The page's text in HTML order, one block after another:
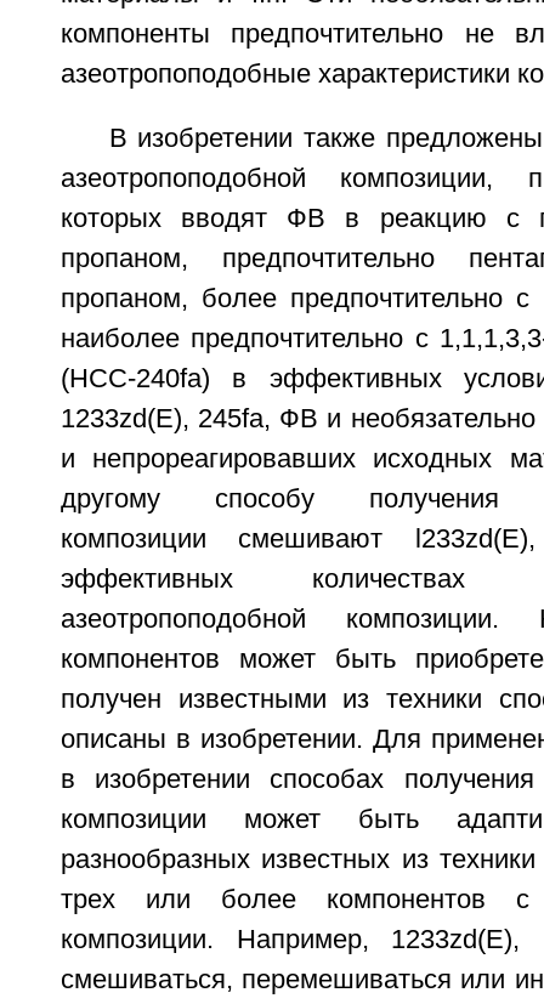
компоненты предпочтительно не
азеотропоподобные характеристики
В изобретении также
азеотропоподобной композиции,
которых вводят ФВ в реакцию с
пропаном, предпочтительно
пропаном, более предпочтительно с
наиболее предпочтительно с
(НСС-240fa) в эффективных
1233zd(E), 245fa, ФВ и необязательно
и непрореагировавших исходных
другому способу получения
композиции смешивают
эффективных количествах
азеотропоподобной
компонентов может быть
получен известными из техники
описаны в изобретении. Для
в изобретении способах получения
композиции может быть
разнообразных известных из
трех или более компонентов с
композиции. Например,
смешиваться, перемешиваться или